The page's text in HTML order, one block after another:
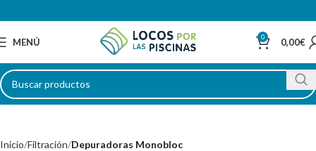
MENÚ 0 0,00€
Inicio Filtración Depuradoras Monobloc